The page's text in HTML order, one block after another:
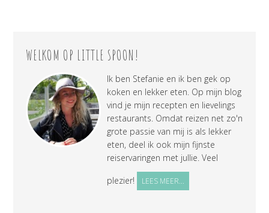
WELKOM OP LITTLE SPOON!
Ik ben Stefanie en ik ben gek op
koken en lekker eten. Op mijn blog
vind je mijn recepten en lievelings
restaurants. Omdat reizen net zo'n
grote passie van mij is als lekker
eten, deel ik ook mijn fijnste
reiservaringen met jullie. Veel
plezier!
LEES MEER...